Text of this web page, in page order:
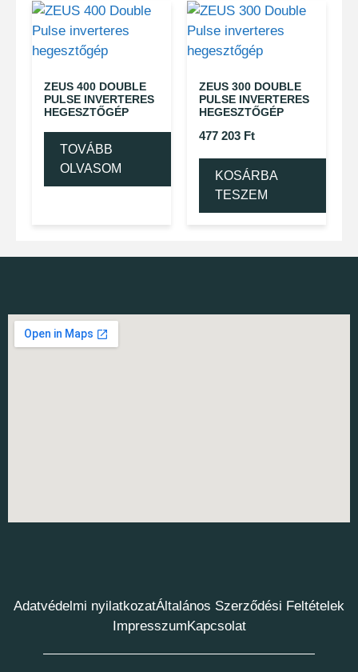
ZEUS 400 DOUBLE
PULSE INVERTERES
HEGESZTŐGÉP
TOVÁBB
OLVASOM
ZEUS 300 DOUBLE
PULSE INVERTERES
HEGESZTŐGÉP
477 203 Ft
KOSÁRBA
TESZEM
Adatvédelmi nyilatkozatÁltalános Szerződési Feltételek
Impresszum Kapcsolat